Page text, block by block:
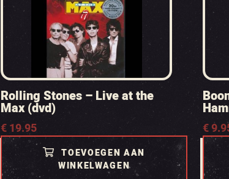
Rolling Stones – Live at the
Max (dvd)
€19.95
TOEVOEGEN AAN
WINKELWAGEN
€